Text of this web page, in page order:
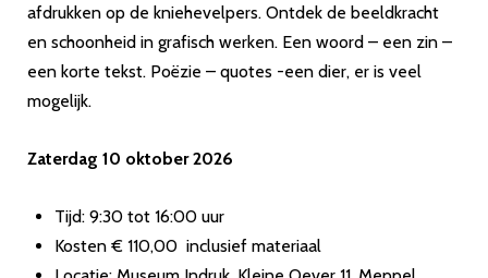
afdrukken op de kniehevelpers. Ontdek de beeldkracht
en schoonheid in grafisch werken. Een woord – een zin –
een korte tekst. Poëzie – quotes -een dier, er is veel
mogelijk.
Zaterdag 10 oktober 2026
Tijd: 9:30 tot 16:00 uur
Kosten € 110,00 inclusief materiaal